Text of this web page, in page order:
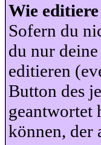
Wie
Sofern du
du nur
editieren
Button des
geantwortet
können, der